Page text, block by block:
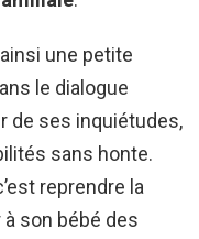
une petite
le dialogue
de ses inquiétudes,
sans honte.
reprendre la
son bébé des